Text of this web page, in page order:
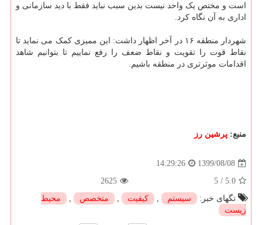
است و مختص یک واحد نیست بدین سبب نباید فقط با دید سازمانی و
اداری به آن نگاه کرد.
شهردار منطقه ۱۶ در آخر اظهار داشت: این ممیزی کمک می نماید تا
نقاط قوت را تقویت و نقاط ضعف را رفع نماییم تا بتوانیم شاهد
اقدامات موثرتری در منطقه باشیم.
منبع: پرشین رز
1399/08/08
14:29:26
5.0
/
5
2625
تگهای خبر:
سیستم , كیفیت , متخصص ,
محیط
زیست